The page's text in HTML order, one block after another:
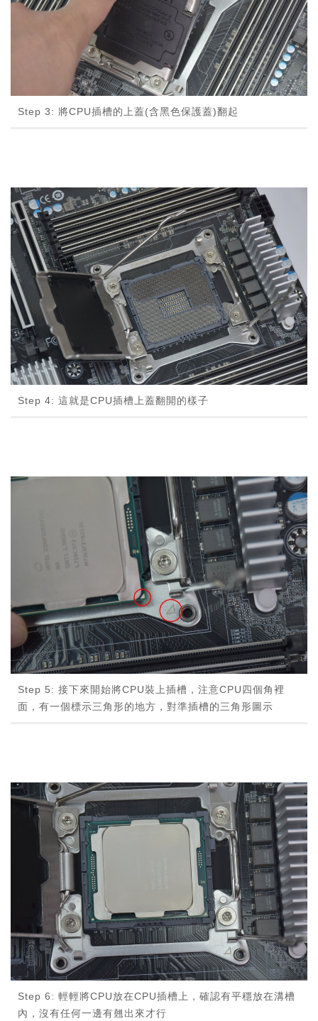
Step 3: 將CPU插槽的上蓋(含黑色保護蓋)翻起
Step 4: 這就是CPU插槽上蓋翻開的樣子
Step 5: 接下來開始將CPU裝上插槽，注意CPU四個角裡
面，有一個標示三角形的地方，對準插槽的三角形圖示
Step 6: 輕輕將CPU放在CPU插槽上，確認有平穩放在溝槽
內，沒有任何一邊有翹出來才行